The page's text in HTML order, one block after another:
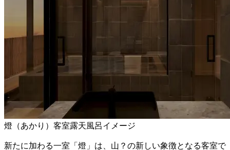
燈（あかり）客室露天風呂イメージ
新たに加わる一室「燈」は、山？の新しい象徴となる客室で